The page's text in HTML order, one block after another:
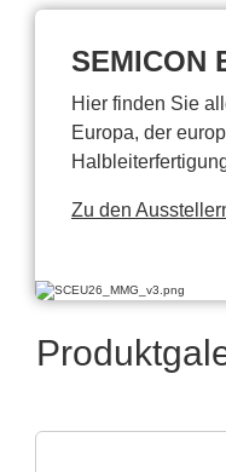
SEMICON
Hier finden Sie
Europa, der
Zu den